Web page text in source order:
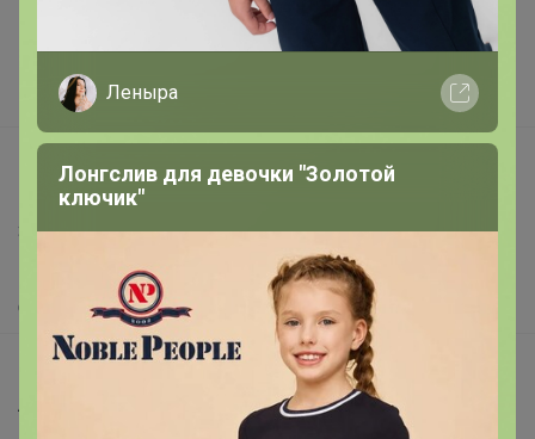
Вакансии
support@24-ok.ru
Написать в поддержку
Защита покупателя
О нас
Все предложения
Анонсы
Леныра
Лонгслив для девочки "Золотой
ключик"